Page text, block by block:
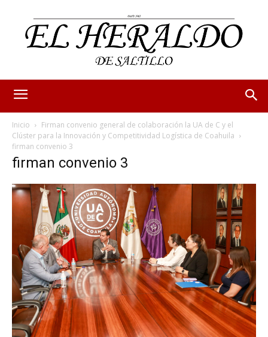
Inicio
Firman convenio general de colaboración la UA de C y el
Clúster para la Innovación y Competitividad Logística de Coahuila
firman convenio 3
firman convenio 3